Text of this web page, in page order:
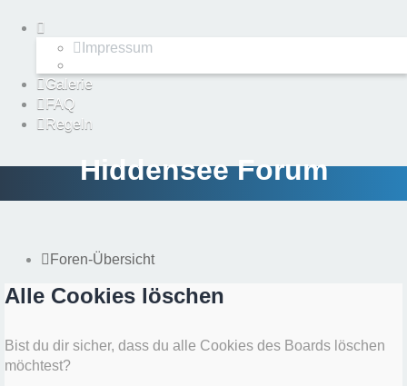
Impressum
Galerie
FAQ
Regeln
Hiddensee Forum
Foren-Übersicht
Alle Cookies löschen
Bist du dir sicher, dass du alle Cookies des Boards löschen
möchtest?